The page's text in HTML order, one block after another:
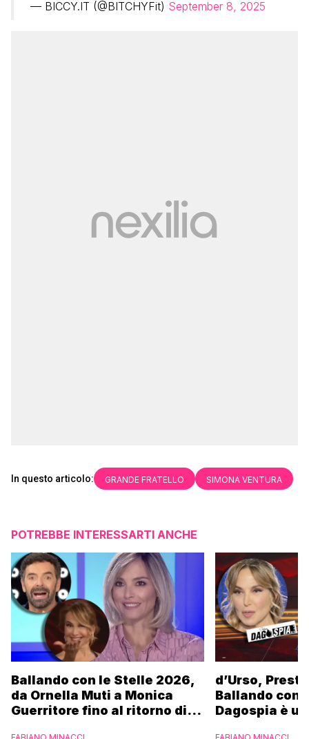
— BICCY.IT (@BITCHYFit) September 8, 2025
In questo articolo: GRANDE FRATELLO SIMONA VENTURA
POTREBBE INTERESSARTI ANCHE
Ballando con le Stelle 2026,
da Ornella Muti a Monica
Guerritore fino al ritorno di
FABIANO MINACCI
d’Urso,
Ballando con
Dagospia è
FABIANO MINACCI